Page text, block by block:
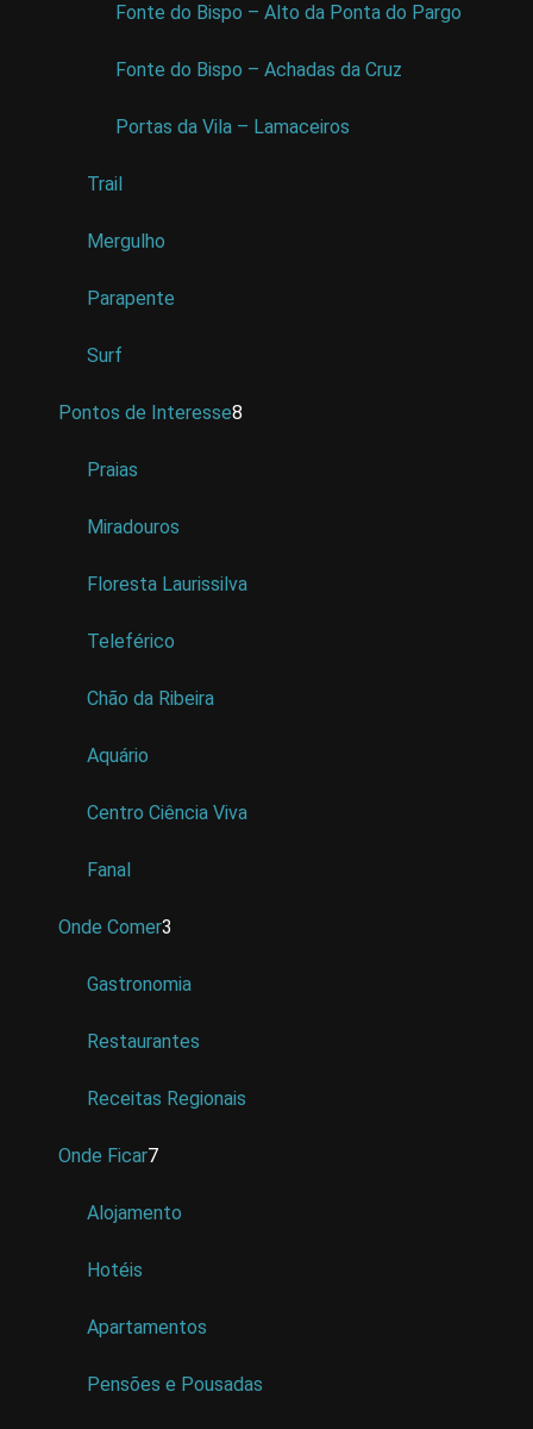
Fonte do Bispo – Alto da Ponta do Pargo
Fonte do Bispo – Achadas da Cruz
Portas da Vila – Lamaceiros
Trail
Mergulho
Parapente
Surf
Pontos de Interesse8
Praias
Miradouros
Floresta Laurissilva
Teleférico
Chão da Ribeira
Aquário
Centro Ciência Viva
Fanal
Onde Comer3
Gastronomia
Restaurantes
Receitas Regionais
Onde Ficar7
Alojamento
Hotéis
Apartamentos
Pensões e Pousadas